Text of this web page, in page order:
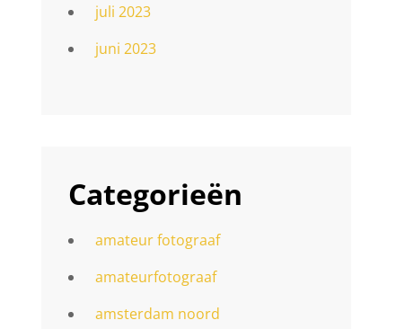
juli 2023
juni 2023
Categorieën
amateur fotograaf
amateurfotograaf
amsterdam noord